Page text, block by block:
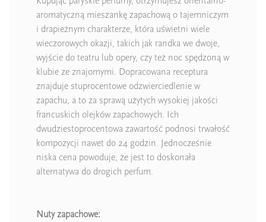
aromatyczną mieszankę zapachową o tajemniczym
i drapieżnym charakterze, która uświetni wiele
wieczorowych okazji, takich jak randka we dwoje,
wyjście do teatru lub opery, czy też noc spędzoną w
klubie ze znajomymi. Dopracowana receptura
znajduje stuprocentowe odzwierciedlenie w
zapachu, a to za sprawą użytych wysokiej jakości
francuskich olejków zapachowych. Ich
dwudziestoprocentowa zawartość podnosi trwałość
kompozycji nawet do 24 godzin. Jednocześnie
niska cena powoduje, że jest to doskonała
alternatywa do drogich perfum.
Nuty zapachowe: